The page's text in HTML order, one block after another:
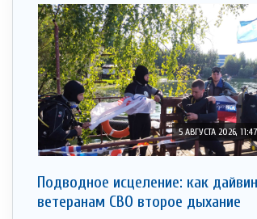
5 АВГУСТА 2026, 11:47
Подводное исцеление: как
ветеранам СВО второе дыхание